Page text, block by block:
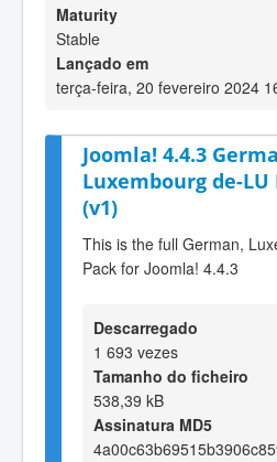
Maturity
Stable
Lançado em
terça-feira, 20 fevereiro 2024
Joomla! 4.4.3
Luxembourg de-LU
(v1)
This is the full German,
Pack for Joomla! 4.4.3
Descarregado
1 693 vezes
Tamanho do ficheiro
538,39 kB
Assinatura MD5